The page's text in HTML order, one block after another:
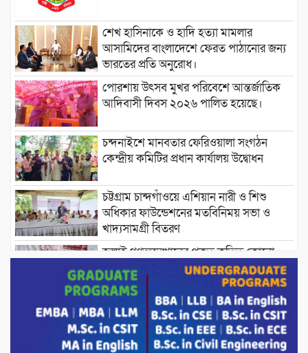
শেখ হাসিনাকে ও হাদি হত্যা মামলার
আসামিদের বাংলাদেশে ফেরত পাঠানোর জন্য
ভারতের প্রতি অনুরোধ।
পোরশায় উৎসব মুখর পরিবেশে আন্তর্জাতিক
আদিবাসী দিবস ২০২৬ পালিত হয়েছে।
চন্দনাইশে মানবতার ফেরিওয়ালা সংগঠন
কেন্দ্রীয় কমিটির প্রধান কার্যালয় উদ্বোধন
চট্টগ্রাম চান্দগাঁওয়ে এশিয়ান নারী ও শিশু
অধিকার ফাউন্ডেশনের মতবিনিময় সভা ও
খাদ্যসামগ্রী বিতরণ
জুলাই গণঅভ্যুত্থানের প্রকৃত কৃতিত্ব কোনো
একক ব্যক্তি বা গোষ্ঠীর নয়; বরং এই কৃতিত্ব
দেশের জনগণের : তথ্য ও সম্প্রচারমন্ত্রী
পোরশার পুরইল সরকারি প্রাথমিক বিদ্যালয়ে
সংসদ সদস্য মোস্তাফিজুর রহমান কে সংবর্ধনা।